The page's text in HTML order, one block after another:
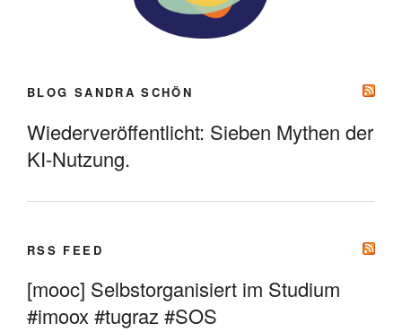
BLOG SANDRA SCHÖN
Wiederveröffentlicht: Sieben Mythen der
KI-Nutzung.
RSS FEED
[mooc] Selbstorganisiert im Studium
#imoox #tugraz #SOS